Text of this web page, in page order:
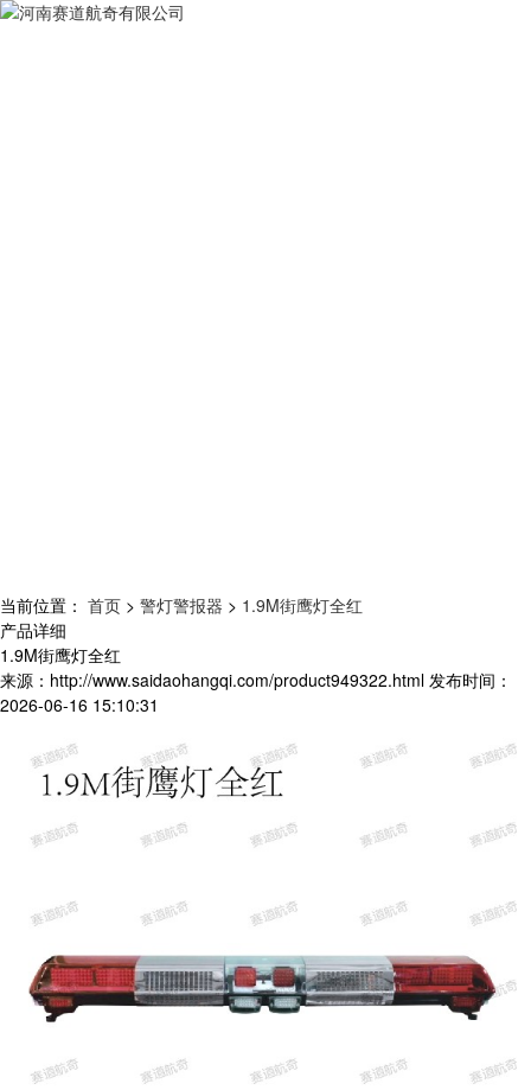
当前位置： 首页 > 警灯警报器 > 1.9M街鹰灯全红
产品详细
1.9M街鹰灯全红
来源： http://www.saidaohangqi.com/product949322.html 发布时间：
2026-06-16 15:10:31